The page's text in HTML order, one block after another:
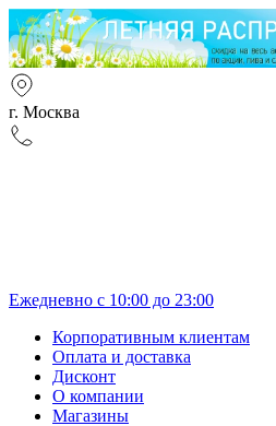
г. Москва
Ежедневно с 10:00 до 23:00
Корпоративным клиентам
Оплата и доставка
Дисконт
О компании
Магазины